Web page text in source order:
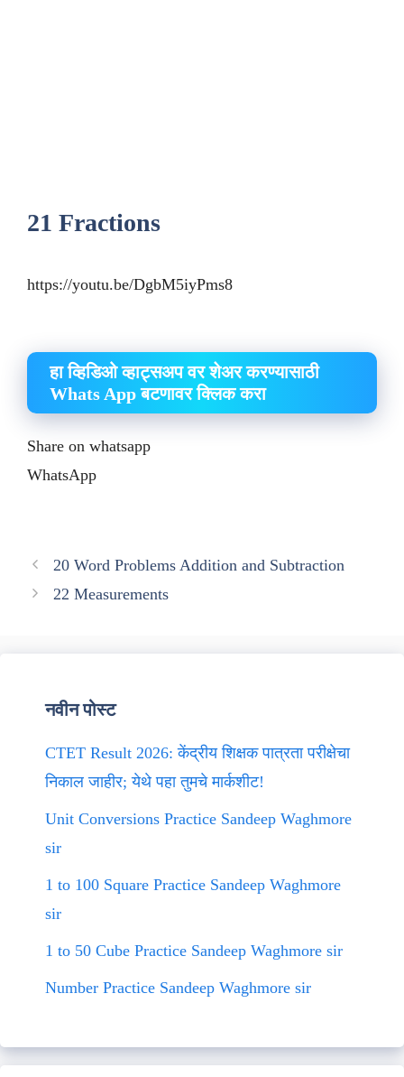
21 Fractions
https://youtu.be/DgbM5iyPms8
हा व्हिडिओ व्हाट्सअप वर शेअर करण्यासाठी
Whats App बटणावर क्लिक करा
Share on whatsapp
WhatsApp
20 Word Problems Addition and Subtraction
22 Measurements
नवीन पोस्ट
CTET Result 2026: केंद्रीय शिक्षक पात्रता परीक्षेचा
निकाल जाहीर; येथे पहा तुमचे मार्कशीट!
Unit Conversions Practice Sandeep Waghmore
sir
1 to 100 Square Practice Sandeep Waghmore
sir
1 to 50 Cube Practice Sandeep Waghmore sir
Number Practice Sandeep Waghmore sir